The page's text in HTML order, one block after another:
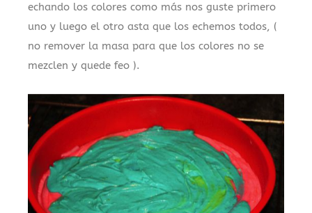
echando los colores como más nos guste primero
uno y luego el otro asta que los echemos todos, (
no remover la masa para que los colores no se
mezclen y quede feo ).